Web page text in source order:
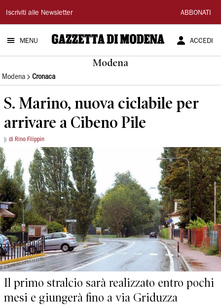
Gazzetta
di
Modena
Iscriviti alle Newsletter ABBONATI
MENU ACCEDI
Modena
Modena Cronaca
S. Marino, nuova ciclabile per
arrivare a Cibeno Pile
di Rino Filippin
Il primo stralcio sarà realizzato entro pochi
mesi e giungerà fino a via Griduzza